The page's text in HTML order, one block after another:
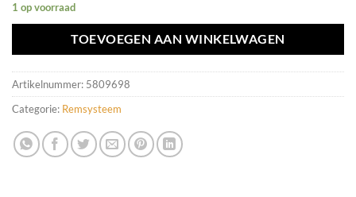
1 op voorraad
TOEVOEGEN AAN WINKELWAGEN
Artikelnummer: 5809698
Categorie: Remsysteem